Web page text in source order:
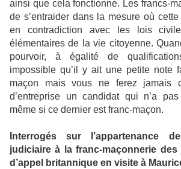
ainsi que cela fonctionne. Les francs-
de s’entraider dans la mesure où cette
en contradiction avec les lois
élémentaires de la vie citoyenne.
pourvoir, à égalité de
impossible qu’il y ait une petite note
maçon mais vous ne ferez jamais
d’entreprise un candidat qui n’a
même si ce dernier est franc-maçon.
Interrogés sur l’appartenance
judiciaire à la franc-maçonnerie
d’appel britannique en visite à